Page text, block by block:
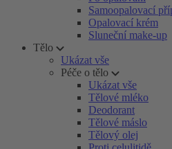
Samoopalovací
Opalovací krém
Sluneční make-up
Tělo
Ukázat vše
Péče o tělo
Ukázat vše
Tělové mléko
Deodorant
Tělové máslo
Tělový olej